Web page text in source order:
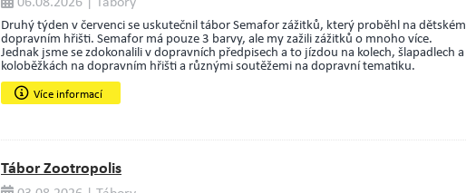
Druhý týden v červenci se uskutečnil tábor Semafor zážitků, který proběhl na dětském
dopravním hřišti. Semafor má pouze 3 barvy, ale my zažili zážitků o mnoho více.
Jednak jsme se zdokonalili v dopravních předpisech a to jízdou na kolech, šlapadlech a
koloběžkách na dopravním hřišti a různými soutěžemi na dopravní tematiku.
Více informací
Tábor Zootropolis